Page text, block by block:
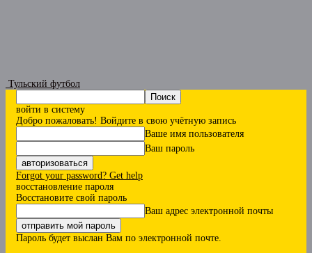
Тульский футбол
войти в систему
Добро пожаловать! Войдите в свою учётную запись
Ваше имя пользователя
Ваш пароль
Forgot your password? Get help
восстановление пароля
Восстановите свой пароль
Ваш адрес электронной почты
Пароль будет выслан Вам по электронной почте.